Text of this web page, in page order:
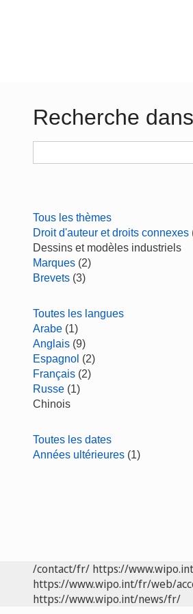
Recherche
Tous les thèmes
Droit d'auteur et droits connexes
Dessins et modèles industriels
Marques (2)
Brevets (3)
Toutes les langues
Arabe (1)
Anglais (9)
Espagnol (2)
Français (2)
Russe (1)
Chinois
Toutes les dates
Années ultérieures (1)
/contact/fr/ https://
https://www.wipo.int/fr/web/
https://www.wipo.int/news/fr/